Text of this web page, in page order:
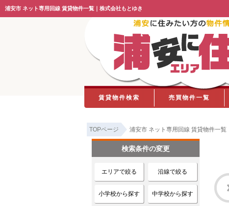
浦安市 ネット専用回線 賃貸物件一覧｜株式会社もとゆき
賃貸物件検索 売買物件一覧
TOPページ 浦安市 ネット専用回線 賃貸物件一覧
検索条件の変更
エリアで絞る 沿線で絞る
小学校から探す 中学校から探す